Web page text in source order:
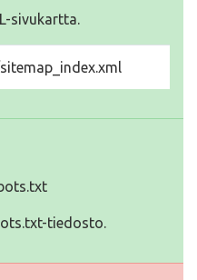
sivukartta.
tiedosto.